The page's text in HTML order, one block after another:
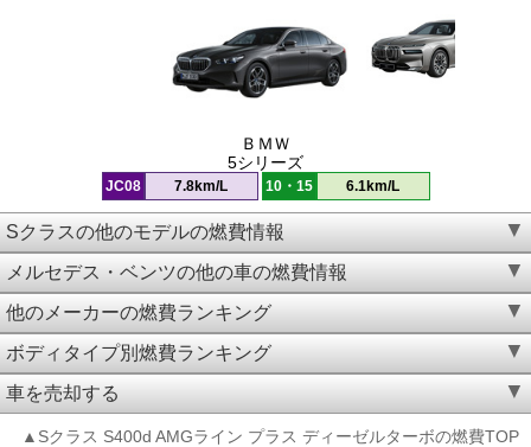
ＢＭＷ
5シリーズ
JC08 7.8km/L 10・15 6.1km/L
Sクラスの他のモデルの燃費情報
メルセデス・ベンツの他の車の燃費情報
他のメーカーの燃費ランキング
ボディタイプ別燃費ランキング
車を売却する
▲Sクラス S400d AMGライン プラス ディーゼルターボの燃費TOP